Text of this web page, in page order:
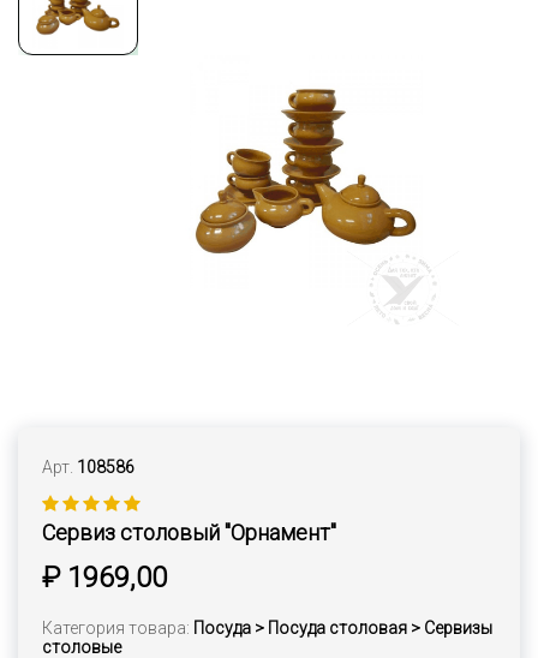
Арт. 108586
Сервиз столовый "Орнамент"
₽ 1969,00
Категория товара: Посуда > Посуда столовая > Сервизы
столовые